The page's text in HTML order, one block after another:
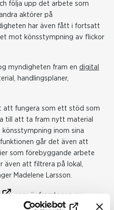
följa upp det arbete som
aktörer på
har även fått i fortsatt
mot könsstympning av flickor
myndigheten fram en digital
handlingsplaner,
att fungera som ett stöd som
till att ta fram nytt material
inom sina
går det även att
som förebyggande arbete
även att filtrera på lokal,
Madelene Larsson.
, som är framtagen av
våld och förtryck vid